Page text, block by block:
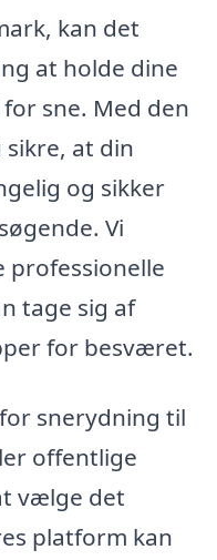
kan det
at holde dine
sne. Med den
at din
og sikker
Vi
tage sig af
for besværet.
snerydning til
offentlige
vælge det
platform kan